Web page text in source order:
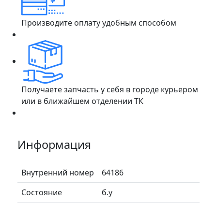
Производите оплату удобным способом
Получаете запчасть у себя в городе курьером
или в ближайшем отделении ТК
Информация
Внутренний номер
64186
Состояние
б.у